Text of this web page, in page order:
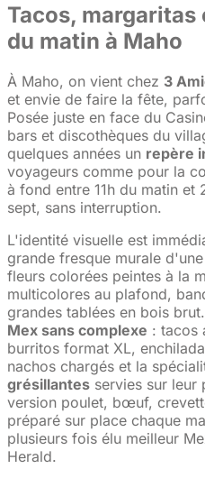
Tacos, margaritas
du matin à Maho
À Maho, on vient chez 3
et envie de faire la fête,
Posée juste en face du
bars et discothèques du
quelques années un repère
voyageurs comme pour la
à fond entre 11h du matin et
sept, sans interruption.
L'identité visuelle est
grande fresque murale d'une
fleurs colorées peintes à la
multicolores au plafond,
grandes tablées en bois
Mex sans complexe : tacos
burritos format XL,
nachos chargés et la
grésillantes servies sur leur
version poulet, bœuf,
préparé sur place chaque
plusieurs fois élu meilleur
Herald.